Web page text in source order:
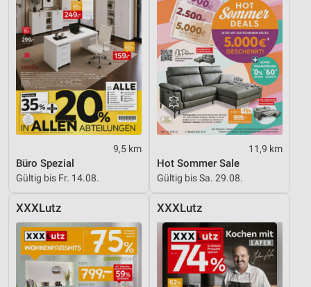
9,5 km
Büro Spezial
Gültig bis Fr. 14.08.
11,9 km
Hot Sommer Sale
Gültig bis Sa. 29.08.
XXXLutz XXXLutz
Inhalten
IAB-Besonderheiten:
Verwendung genauer Standortdaten
Geräte anhand von aktiv angeforderten
Informationen identifizieren
Nicht-IAB-Verarbeitungszwecke:
Notwendig
Performance
Werbung